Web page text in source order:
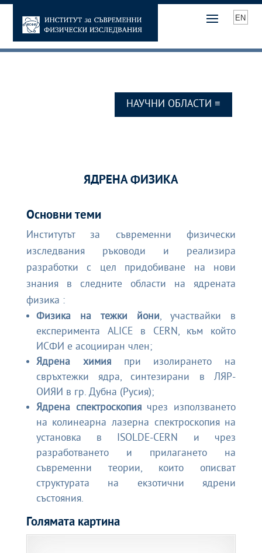
EN
ЯДРЕНА ФИЗИКА
Основни теми
Институтът за съвременни физически
изследвания ръководи и реализира
разработки с цел придобиване на нови
знания в следните области на ядрената
физика :
Физика на тежки йони, участвайки в
експеримента ALICE в CERN, към който
ИСФИ е асоцииран член;
Ядрена химияпри изолирането на
свръхтежки ядра, синтезирани вЛЯР-
ОИЯИ в гр. Дубна (Русия);
Ядрена спектроскопиячрез използването
на колинеарна лазерна спектроскопия на
установка в ISOLDE-CERN и чрез
разработването и прилагането на
съвременни теории, които описват
структурата на екзотични ядрени
състояния.
Голямата картина